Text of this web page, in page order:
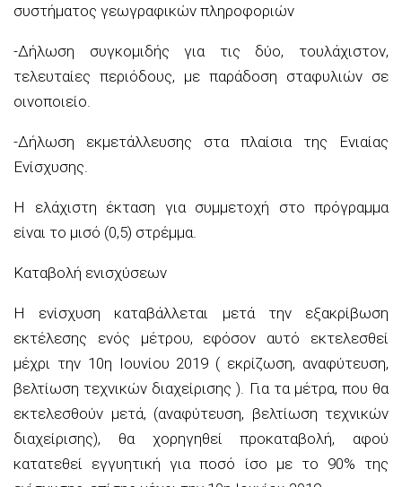
συστήματος γεωγραφικών πληροφοριών
-Δήλωση συγκομιδής για τις δύο, τουλάχιστον,
τελευταίες περιόδους, με παράδοση σταφυλιών σε
οινοποιείο.
-Δήλωση εκμετάλλευσης στα πλαίσια της Ενιαίας
Ενίσχυσης.
Η ελάχιστη έκταση για συμμετοχή στο πρόγραμμα
είναι το μισό (0,5) στρέμμα.
Καταβολή ενισχύσεων
Η ενίσχυση καταβάλλεται μετά την εξακρίβωση
εκτέλεσης ενός μέτρου, εφόσον αυτό εκτελεσθεί
μέχρι την 10η Ιουνίου 2019 ( εκρίζωση, αναφύτευση,
βελτίωση τεχνικών διαχείρισης ). Για τα μέτρα, που θα
εκτελεσθούν μετά, (αναφύτευση, βελτίωση τεχνικών
διαχείρισης), θα χορηγηθεί προκαταβολή, αφού
κατατεθεί εγγυητική για ποσό ίσο με το 90% της